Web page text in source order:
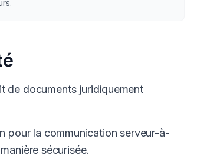
de documents juridiquement
pour la communication serveur-à-
sécurisée.